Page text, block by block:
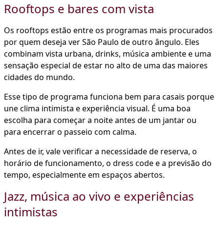
Rooftops e bares com vista
Os rooftops estão entre os programas mais procurados
por quem deseja ver São Paulo de outro ângulo. Eles
combinam vista urbana, drinks, música ambiente e uma
sensação especial de estar no alto de uma das maiores
cidades do mundo.
Esse tipo de programa funciona bem para casais porque
une clima intimista e experiência visual. É uma boa
escolha para começar a noite antes de um jantar ou
para encerrar o passeio com calma.
Antes de ir, vale verificar a necessidade de reserva, o
horário de funcionamento, o dress code e a previsão do
tempo, especialmente em espaços abertos.
Jazz, música ao vivo e experiências
intimistas